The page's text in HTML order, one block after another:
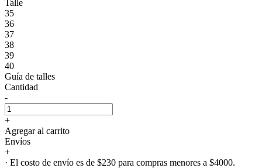
Talle
35
36
37
38
39
40
Guía de talles
Cantidad
-
+
Agregar al carrito
Envíos
+
· El costo de envío es de $230 para compras menores a $4000.